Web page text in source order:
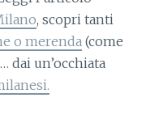
, scopri tanti
o merenda (come
dai un’occhiata